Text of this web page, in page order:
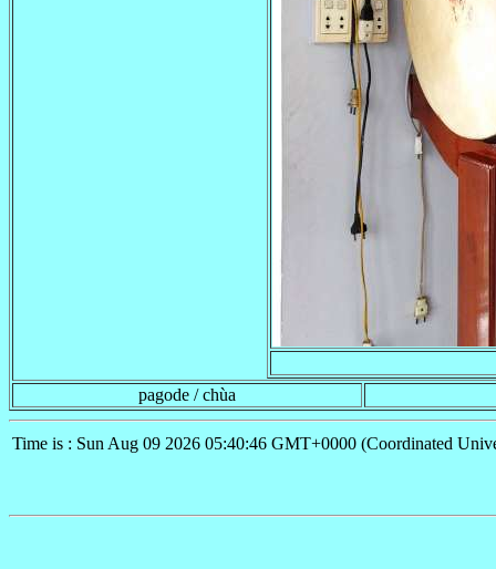
pagode / chùa
Time is : Sun Aug 09 2026 05:40:46 GMT+0000 (Coordinated